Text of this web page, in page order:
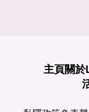
主頁 關於